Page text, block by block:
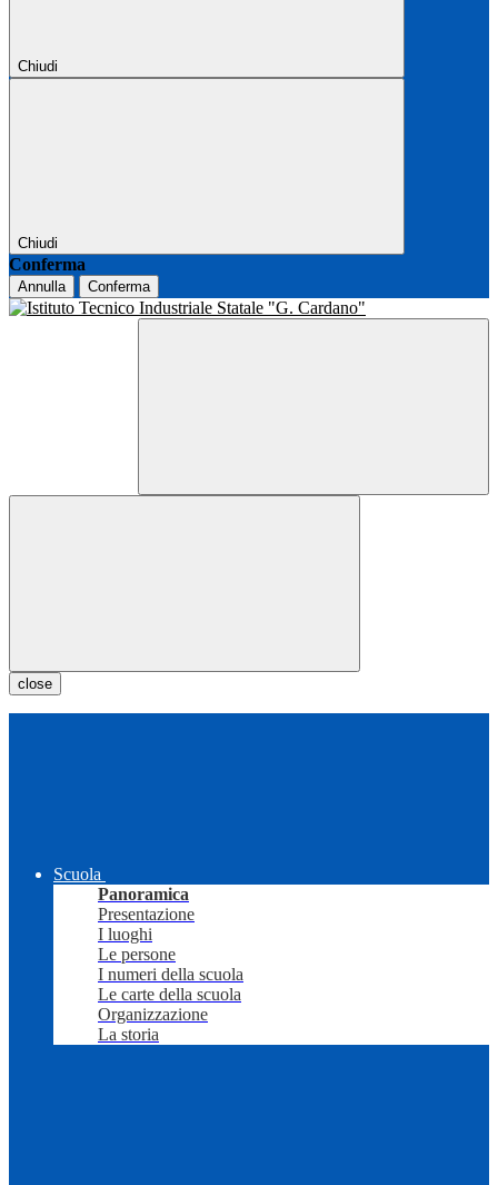
Chiudi
Chiudi
Conferma
Annulla Conferma
close
Scuola
Panoramica
Presentazione
I luoghi
Le persone
I numeri della scuola
Le carte della scuola
Organizzazione
La storia